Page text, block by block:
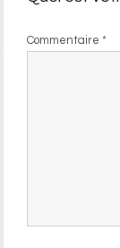
Commentaire*